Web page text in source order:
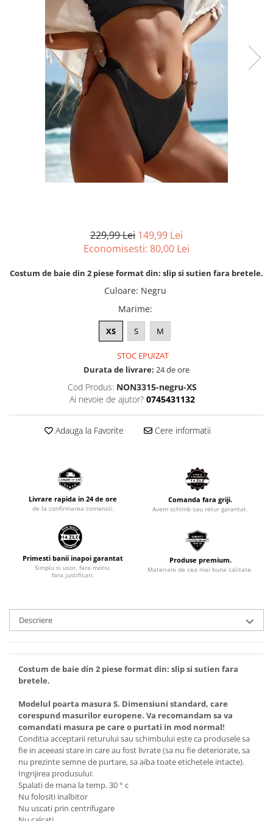
229,99 Lei 149,99 Lei
Economisesti: 80,00 Lei
Costum de baie din 2 piese format din: slip si sutien fara bretele.
Culoare: Negru
Marime:
XS S M
STOC EPUIZAT
Durata de livrare: 24 de ore
Cod Produs: NON3315-negru-XS
Ai nevoie de ajutor? 0745431132
Adauga la Favorite Cere informatii
Livrare rapida in 24 de ore
de la confirmarea comenzii.
Comanda fara griji.
Avem schimb sau retur garantat.
Primesti banii inapoi garantat
Simplu si usor, fara motiv,
fara justificari.
Produse premium.
Materiale de cea mai buna calitate.
Descriere
Costum de baie din 2 piese format din: slip si sutien fara
bretele.
Modelul poarta masura S. Dimensiuni standard, care
corespund masurilor europene. Va recomandam sa va
comandati masura pe care o purtati in mod normal!
Conditia acceptarii returului sau schimbului este ca produsele sa
fie in aceeasi stare in care au fost livrate (sa nu fie deteriorate, sa
nu prezinte semne de purtare, sa aiba toate etichetele intacte).
Ingrijirea produsului:
Spalati de mana la temp. 30 ° c
Nu folositi inalbitor
Nu uscati prin centrifugare